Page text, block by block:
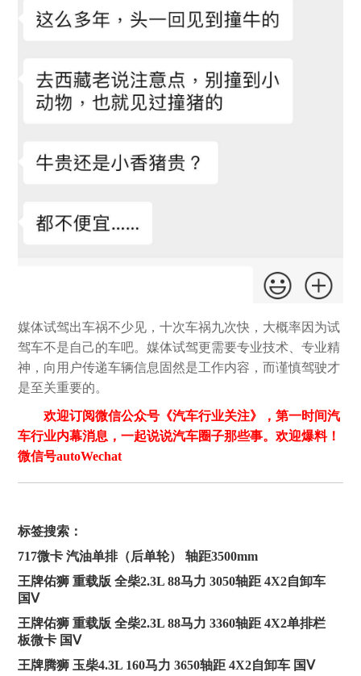
媒体试驾出车祸不少见，十次车祸九次快，大概率因为试
驾车不是自己的车吧。媒体试驾更需要专业技术、专业精
神，向用户传递车辆信息固然是工作内容，而谨慎驾驶才
是至关重要的。
欢迎订阅微信公众号《汽车行业关注》，第一时间汽
车行业内幕消息，一起说说汽车圈子那些事。欢迎爆料！
微信号autoWechat
标签搜索：
717微卡 汽油单排（后单轮） 轴距3500mm
王牌佑狮 重载版 全柴2.3L 88马力 3050轴距 4X2自卸车
国Ⅴ
王牌佑狮 重载版 全柴2.3L 88马力 3360轴距 4X2单排栏
板微卡 国Ⅴ
王牌腾狮 玉柴4.3L 160马力 3650轴距 4X2自卸车 国Ⅴ